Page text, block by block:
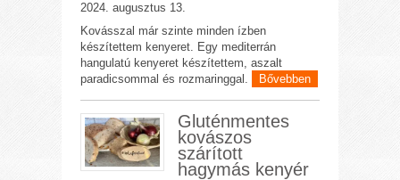
2024. augusztus 13.
Kovásszal már szinte minden ízben
készítettem kenyeret. Egy mediterrán
hangulatú kenyeret készítettem, aszalt
paradicsommal és rozmaringgal.
Bővebben
Gluténmentes
kovászos
szárított
hagymás kenyér